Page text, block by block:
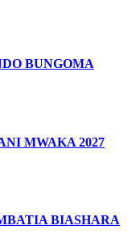
BUNGOMA
MWAKA 2027
BIASHARA